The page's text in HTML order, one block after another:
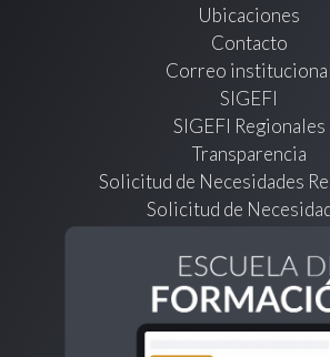
Ubicaciones
Contacto
Correo institucional
SIGEFI
SIGEFI Regionales
Transparencia
Solicitud de Necesidades
Solicitud de